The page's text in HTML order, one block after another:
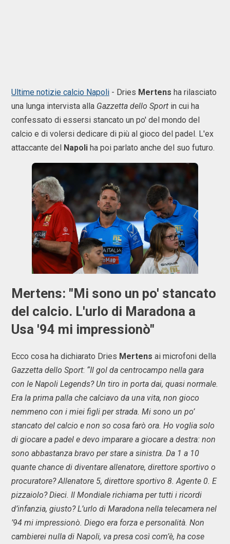
Ultime notizie calcio Napoli - Dries Mertens ha rilasciato
una lunga intervista alla Gazzetta dello Sport in cui ha
confessato di essersi stancato un po' del mondo del
calcio e di volersi dedicare di più al gioco del padel. L'ex
attaccante del Napoli ha poi parlato anche del suo futuro.
Mertens: "Mi sono un po' stancato
del calcio. L'urlo di Maradona a
Usa '94 mi impressionò"
Ecco cosa ha dichiarato Dries Mertens ai microfoni della
Gazzetta dello Sport: “Il gol da centrocampo nella gara
con le Napoli Legends? Un tiro in porta dai, quasi normale.
Era la prima palla che calciavo da una vita, non gioco
nemmeno con i miei figli per strada. Mi sono un po’
stancato del calcio e non so cosa farò ora. Ho voglia solo
di giocare a padel e devo imparare a giocare a destra: non
sono abbastanza bravo per stare a sinistra. Da 1 a 10
quante chance di diventare allenatore, direttore sportivo o
procuratore? Allenatore 5, direttore sportivo 8. Agente 0. E
pizzaiolo? Dieci. Il Mondiale richiama per tutti i ricordi
d’infanzia, giusto? L’urlo di Maradona nella telecamera nel
’94 mi impressionò. Diego era forza e personalità. Non
cambierei nulla di Napoli, va presa così com’è, ha cose